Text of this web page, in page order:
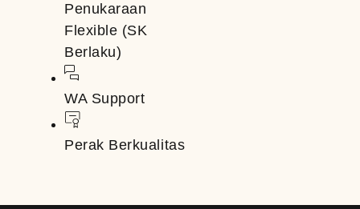
Penukaraan
Flexible (SK
Berlaku)
WA Support
Perak Berkualitas